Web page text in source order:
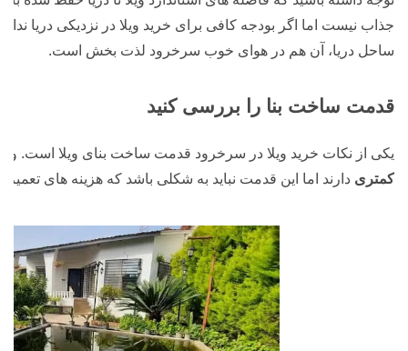
جذاب نیست اما اگر بودجه کافی برای خرید ویلا در نزدیکی دریا
ساحل دریا، آن هم در هوای خوب سرخرود لذت بخش است.
قدمت ساخت بنا را بررسی کنید
یکی از نکات خرید ویلا در سرخرود قدمت ساخت بنای ویلا است.
کمتری دارند اما این قدمت نباید به شکلی باشد که هزینه های تعمیر